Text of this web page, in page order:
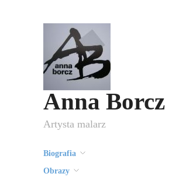
Anna Borcz
Artysta malarz
Biografia
Obrazy